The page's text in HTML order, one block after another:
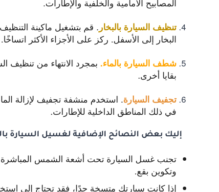
تنظيف السيارة بالبخار . قم بتشغيل ماكينة
البخار إلى الأسفل. ركز على الأجزاء الأكثر اتساخًا.
شطف السيارة بالماء. بمجرد الانتهاء من تنظيف
بقايا أخرى.
تجفيف السيارة. استخدم منشفة تجفيف لإزالة
في ذلك المناطق الداخلية للإطارات.
إليك بعض النصائح الإضافية لغسيل السيارة
تجنب غسل السيارة تحت أشعة الشمس
وتكوين بقع.
إذا كانت سيارتك متسخة جدًا، فقد تحتاج إلى